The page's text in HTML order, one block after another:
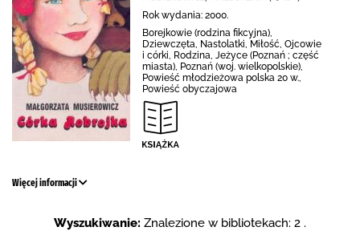
Rok wydania: 2000.
Borejkowie (rodzina fikcyjna),
Dziewczęta, Nastolatki, Miłość, Ojcowie
i córki, Rodzina, Jeżyce (Poznań ; część
miasta), Poznań (woj. wielkopolskie),
Powieść młodzieżowa polska 20 w.,
Powieść obyczajowa
Więcej informacji
Wyszukiwanie: Znalezione w bibliotekach: 2 .